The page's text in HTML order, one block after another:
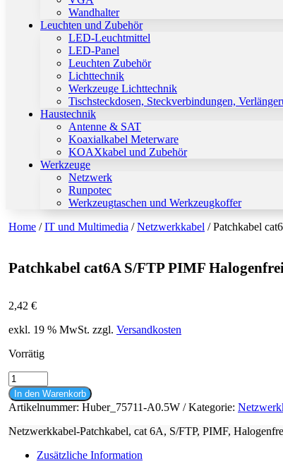
Wandhalter
Leuchten und Zubehör
LED-Leuchtmittel
LED-Panel
Leuchten Zubehör
Lichttechnik
Werkzeuge Lichttechnik
Tischsteckdosen, Steckverbindungen,
Haustechnik
Antenne & SAT
Koaxialkabel Meterware
KOAXkabel und Zubehör
Werkzeuge
Netzwerk
Runpotec
Werkzeugtaschen und Werkzeugkoffer
Home /IT und Multimedia /Netzwerkkabel / Patchkabel
Patchkabel cat6A S/FTP PIMF
2,42 €
exkl. 19 % MwSt. zzgl. Versandkosten
Vorrätig
Patchkabel
cat6A
S/FTP
PIMF
Halogenfrei
0,5m
In den Warenkorb
Artikelnummer: Huber_75711-A0.5W Kategorie:
Netzwerkkabel-Patchkabel, cat 6A, S/FTP, PIMF,
Zusätzliche Information